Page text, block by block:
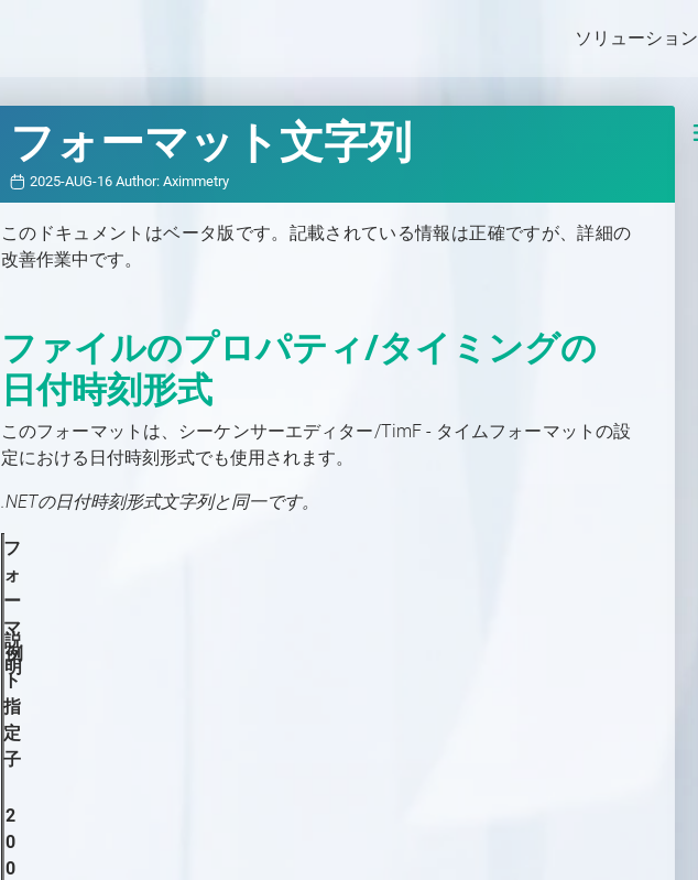
ソリューション
フォーマット文字列
2025-AUG-16 Author: Aximmetry
このドキュメントはベータ版です。記載されている情報は正確ですが、詳細の
改善作業中です。
ファイルのプロパティ/タイミングの
日付時刻形式
このフォーマットは、シーケンサーエディター/TimF - タイムフォーマットの設
定における日付時刻形式でも使用されます。
.NETの日付時刻形式文字列と同一です。
フ
ォ
ー
マ
ッ
ト
指
定
子
説
明
例
2
0
0